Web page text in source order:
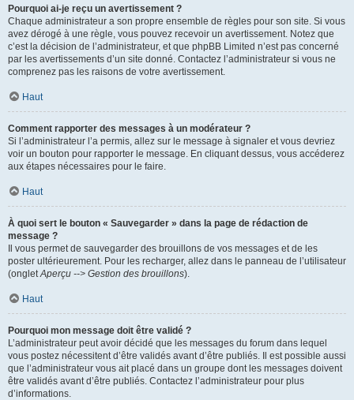
Pourquoi ai-je reçu un avertissement ?
Chaque administrateur a son propre ensemble de règles pour son site. Si vous
avez dérogé à une règle, vous pouvez recevoir un avertissement. Notez que
c’est la décision de l’administrateur, et que phpBB Limited n’est pas concerné
par les avertissements d’un site donné. Contactez l’administrateur si vous ne
comprenez pas les raisons de votre avertissement.
Haut
Comment rapporter des messages à un modérateur ?
Si l’administrateur l’a permis, allez sur le message à signaler et vous devriez
voir un bouton pour rapporter le message. En cliquant dessus, vous accéderez
aux étapes nécessaires pour le faire.
Haut
À quoi sert le bouton « Sauvegarder » dans la page de rédaction de
message ?
Il vous permet de sauvegarder des brouillons de vos messages et de les
poster ultérieurement. Pour les recharger, allez dans le panneau de l’utilisateur
(ongletAperçu --> Gestion des brouillons).
Haut
Pourquoi mon message doit être validé ?
L’administrateur peut avoir décidé que les messages du forum dans lequel
vous postez nécessitent d’être validés avant d’être publiés. Il est possible aussi
que l’administrateur vous ait placé dans un groupe dont les messages doivent
être validés avant d’être publiés. Contactez l’administrateur pour plus
d’informations.